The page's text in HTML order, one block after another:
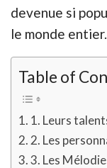
devenue si
le monde entier.
Table of
1. Leurs
2. Les
3. Les